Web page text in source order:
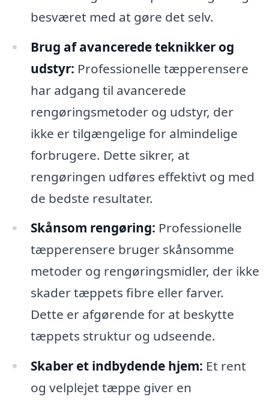
besværet med at gøre det selv.
Brug af avancerede teknikker og
udstyr: Professionelle tæpperensere
har adgang til avancerede
rengøringsmetoder og udstyr, der
ikke er tilgængelige for almindelige
forbrugere. Dette sikrer, at
rengøringen udføres effektivt og med
de bedste resultater.
Skånsom rengøring: Professionelle
tæpperensere bruger skånsomme
metoder og rengøringsmidler, der ikke
skader tæppets fibre eller farver.
Dette er afgørende for at beskytte
tæppets struktur og udseende.
Skaber et indbydende hjem: Et rent
og velplejet tæppe giver en